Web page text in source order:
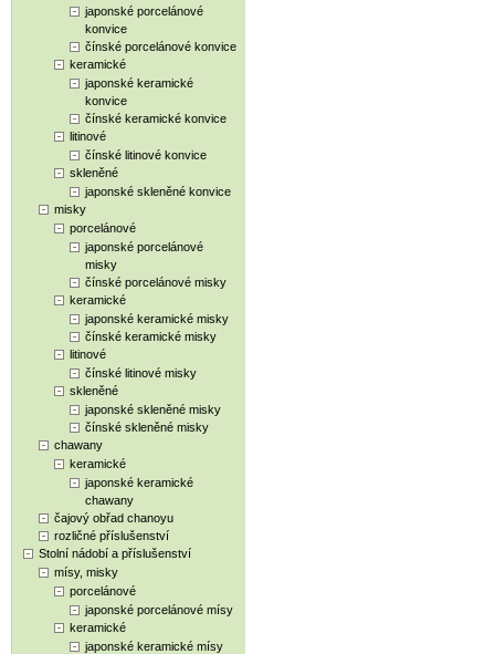
japonské porcelánové
konvice
čínské porcelánové konvice
keramické
japonské keramické
konvice
čínské keramické konvice
litinové
čínské litinové konvice
skleněné
japonské skleněné konvice
misky
porcelánové
japonské porcelánové
misky
čínské porcelánové misky
keramické
japonské keramické misky
čínské keramické misky
litinové
čínské litinové misky
skleněné
japonské skleněné misky
čínské skleněné misky
chawany
keramické
japonské keramické
chawany
čajový obřad chanoyu
rozličné příslušenství
Stolní nádobí a příslušenství
mísy, misky
porcelánové
japonské porcelánové mísy
keramické
japonské keramické mísy